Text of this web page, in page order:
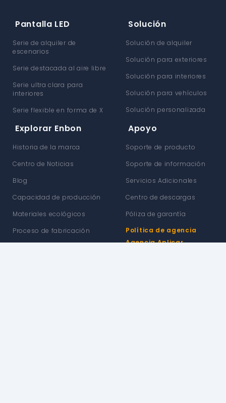
Pantalla LED
Serie de alquiler de
escenarios
Serie destacada al aire libre
Serie ultra clara para
interiores
Serie flexible en forma de X
Solución
Solución de alquiler
Solución para exteriores
Solución para interiores
Solución para vehículos
Solución personalizada
Explorar Enbon
Historia de la marca
Centro de Noticias
Blog
Capacidad de producción
Materiales ecológicos
Proceso de fabricación
Apoyo
Soporte de producto
Soporte de información
Servicios Adicionales
Centro de descargas
Póliza de garantía
Política de agencia
Agencia Aplicar